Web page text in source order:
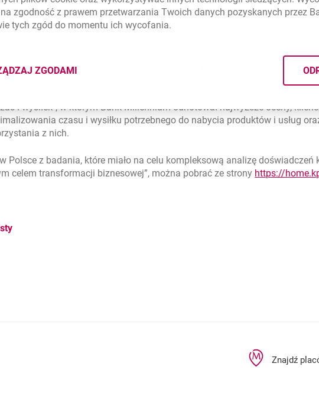
Klienta w Banku Millennium.
polecania marek. Jak wcześniej, największy wpływ w Polsce mają filary
znaczenie ma personalizacja. Klienci oczekują produktów i usług, które
i wysiłek , w którym Bank Millennium odnotował najwyższe oceny,
czasu i wysiłku potrzebnego do nabycia produktów i usług
z nich.
Polsce z badania, które miało na celu kompleksową analizę
celem transformacji biznesowej”, można pobrać ze strony https://
karcie
w nowej karcie
się w nowej karcie
Znajdź
na zgodność z prawem przetwarzania Twoich danych pozyskanych przez
tych zgód do momentu ich wycofania.
ZGODAMI
DOTYCZĄCYMI PLIKÓW